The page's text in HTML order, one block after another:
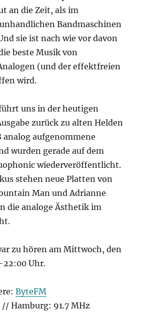
an die Zeit, als im
Bandmaschinen
sie ist nach wie vor davon
beste Musik von
(und der effektfreien
wird.
uns in der heutigen
zurück zu alten Helden
analog aufgenommene
wurden gerade auf dem
wiederveröffentlicht.
stehen neue Platten von
Man und Adrianne
die analoge Ästhetik im
zu hören am Mittwoch, den
22:00 Uhr.
ByteFM
Hamburg: 91.7 MHz